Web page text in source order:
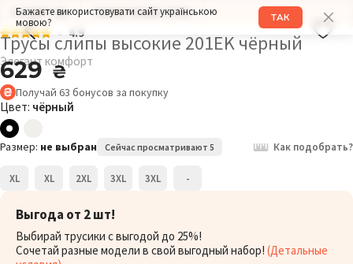
Бажаєте використовувати сайт українською
мовою?
ТАК
РАЗМЕР: 2XL ОБХВАТ БЕДЕР: 110СМ
4.9
Трусы слипы высокие 201EK чёрный
Элегант комфорт
629₴
Получай 63 бонусов за покупку
Цвет: чёрный
Размер: не выбран Сейчас просматривают 5 Как подобрать?
XL XL 2XL 3XL 3XL -
Выгода от 2 шт!
Выбирай трусики с выгодой до 25%!
Сочетай разные модели в свой выгодный набор! (Детальные